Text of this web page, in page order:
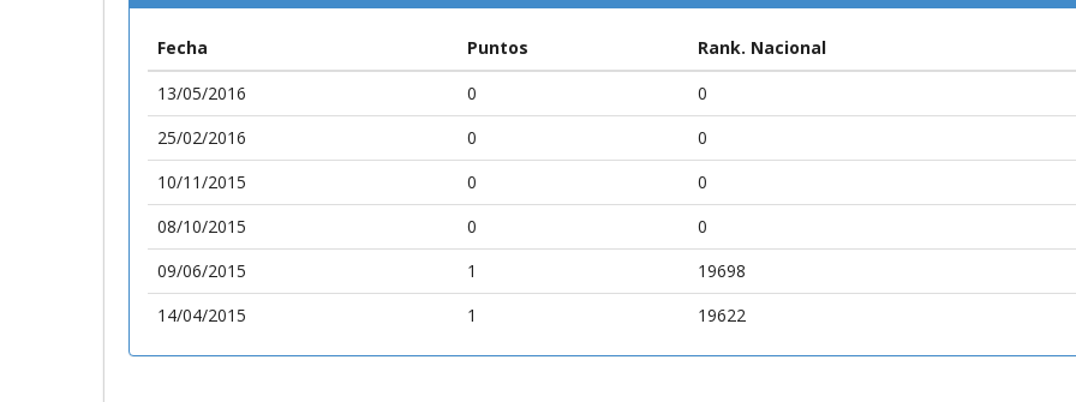
Fecha Puntos
Rank. Nacional
13/05/2016
0
0
25/02/2016
0
0
10/11/2015
0
0
08/10/2015
0
0
09/06/2015
1
19698
14/04/2015
1 19622